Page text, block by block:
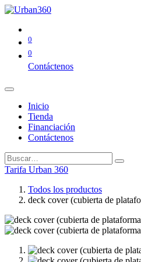
0
0
Contáctenos
Inicio
Tienda
Financiación
Contáctenos
Tarifa Urban 360
Todos los productos
deck cover (cubierta de